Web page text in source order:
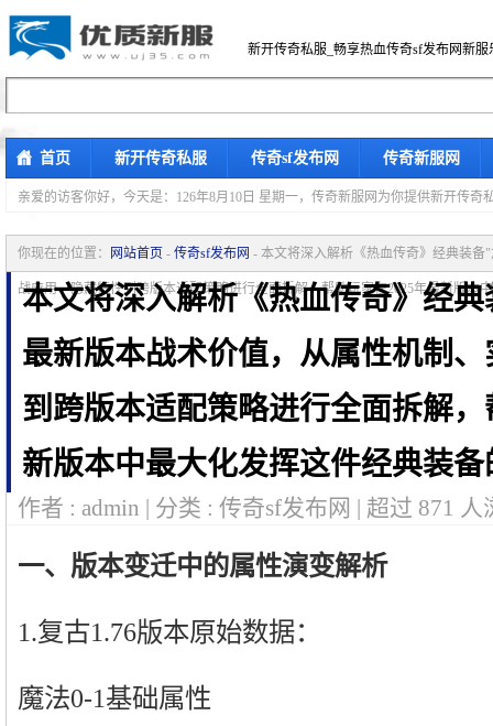
新开传奇私服_畅享热血传奇sf发布网新服
首页 新开传奇私服 传奇sf发布网 传奇新服网
亲爱的访客你好， 今天是：126年8月10日 星期一，传奇新服网为你提供新开传
你现在的位置： 网站首页 - 传奇sf发布网 - 本文将深入解析《热血传奇》经典装
战应用、隐藏特性到跨版本适配策略进行全面拆解，帮助玩家在2025年最新版本
本文将深入解析《热血传奇》经
最新版本战术价值，从属性机制
到跨版本适配策略进行全面拆解
新版本中最大化发挥这件经典装
作者 : admin | 分类 : 传奇sf发布网 | 超过 871 人
一、版本变迁中的属性演变解析
1.复古1.76版本原始数据：
魔法0-1基础属性